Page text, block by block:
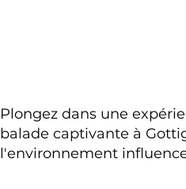
Plongez dans une
balade captivante à
l'environnement